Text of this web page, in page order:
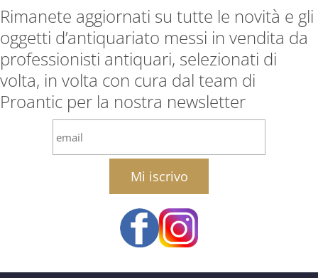
Rimanete aggiornati su tutte le novità e gli
oggetti d’antiquariato messi in vendita da
professionisti antiquari, selezionati di
volta, in volta con cura dal team di
Proantic per la nostra newsletter
email